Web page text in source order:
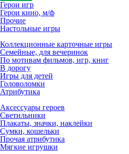
Герои игр
Герои кино, м/ф
Прочие
Настольные игры
Коллекционные карточные игры
Семейные, для вечеринок
По мотивам фильмов, игр, книг
В дорогу
Игры для детей
Головоломки
Атрибутика
Аксессуары героев
Светильники
Плакаты, значки, наклейки
Сумки, кошельки
Прочая атрибутика
Мягкие игрушки